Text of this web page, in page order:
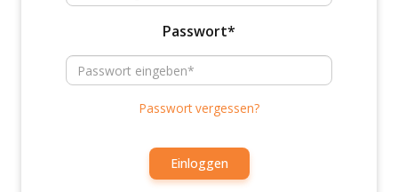
Passwort*
Passwort vergessen?
Einloggen